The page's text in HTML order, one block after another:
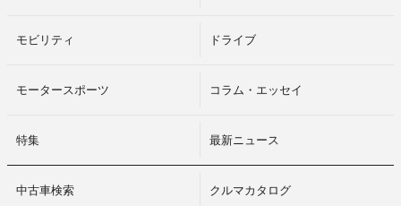
モビリティ ドライブ
モータースポーツ コラム・エッセイ
特集 最新ニュース
中古車検索 クルマカタログ